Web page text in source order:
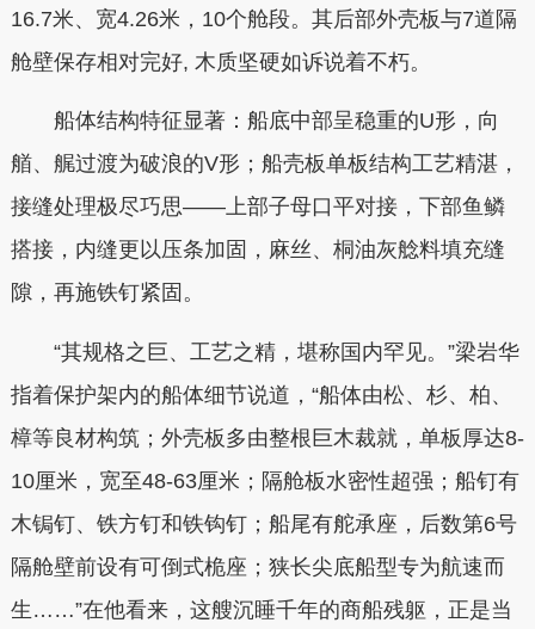
16.7米、宽4.26米，10个舱段。其后部外壳板与7道隔
舱壁保存相对完好, 木质坚硬如诉说着不朽。
船体结构特征显著：船底中部呈稳重的U形，向
艏、艉过渡为破浪的V形；船壳板单板结构工艺精湛，
接缝处理极尽巧思——上部子母口平对接，下部鱼鳞
搭接，内缝更以压条加固，麻丝、桐油灰艌料填充缝
隙，再施铁钉紧固。
“其规格之巨、工艺之精，堪称国内罕见。”梁岩华
指着保护架内的船体细节说道，“船体由松、杉、柏、
樟等良材构筑；外壳板多由整根巨木裁就，单板厚达8-
10厘米，宽至48-63厘米；隔舱板水密性超强；船钉有
木锔钉、铁方钉和铁钩钉；船尾有舵承座，后数第6号
隔舱壁前设有可倒式桅座；狭长尖底船型专为航速而
生……”在他看来，这艘沉睡千年的商船残躯，正是当